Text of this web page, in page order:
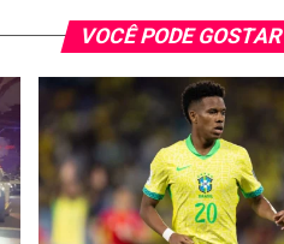
VOCÊ PODE GOSTAR